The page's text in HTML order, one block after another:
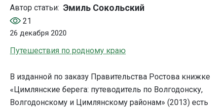
Автор статьи: Эмиль Сокольский
21
26 декабря 2020
Путешествия по родному краю
В изданной по заказу Правительства Ростова книжке
«Цимлянские берега: путеводитель по Волгодонску,
Волгодонскому и Цимлянскому районам» (2013) есть